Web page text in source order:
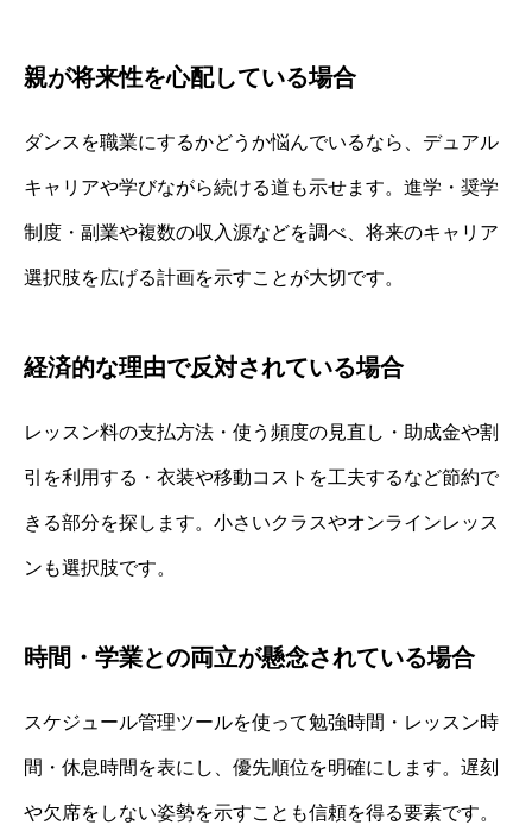
親が将来性を心配している場合
ダンスを職業にするかどうか悩んでいるなら、デュアル
キャリアや学びながら続ける道も示せます。進学・奨学
制度・副業や複数の収入源などを調べ、将来のキャリア
選択肢を広げる計画を示すことが大切です。
経済的な理由で反対されている場合
レッスン料の支払方法・使う頻度の見直し・助成金や割
引を利用する・衣装や移動コストを工夫するなど節約で
きる部分を探します。小さいクラスやオンラインレッス
ンも選択肢です。
時間・学業との両立が懸念されている場合
スケジュール管理ツールを使って勉強時間・レッスン時
間・休息時間を表にし、優先順位を明確にします。遅刻
や欠席をしない姿勢を示すことも信頼を得る要素です。